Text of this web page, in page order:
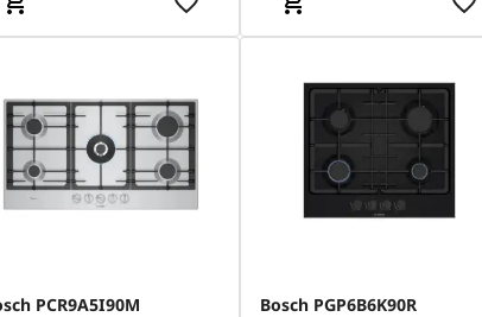
PCR9A5I90M
Bosch PGP6B6K90R